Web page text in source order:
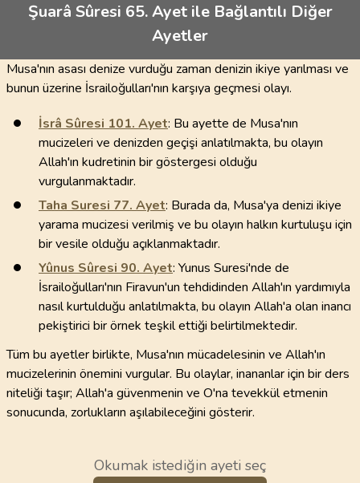
Şuarâ Sûresi 65. Ayet ile Bağlantılı Diğer
Ayetler
Musa'nın asası denize vurduğu zaman denizin ikiye yarılması ve
bunun üzerine İsrailoğulları'nın karşıya geçmesi olayı.
İsrâ Sûresi 101. Ayet: Bu ayette de Musa'nın
mucizeleri ve denizden geçişi anlatılmakta, bu olayın
Allah'ın kudretinin bir göstergesi olduğu
vurgulanmaktadır.
Taha Suresi 77. Ayet: Burada da, Musa'ya denizi ikiye
yarama mucizesi verilmiş ve bu olayın halkın kurtuluşu için
bir vesile olduğu açıklanmaktadır.
Yûnus Sûresi 90. Ayet: Yunus Suresi'nde de
İsrailoğulları'nın Firavun'un tehdidinden Allah'ın yardımıyla
nasıl kurtulduğu anlatılmakta, bu olayın Allah'a olan inancı
pekiştirici bir örnek teşkil ettiği belirtilmektedir.
Tüm bu ayetler birlikte, Musa'nın mücadelesinin ve Allah'ın
mucizelerinin önemini vurgular. Bu olaylar, inananlar için bir ders
niteliği taşır; Allah'a güvenmenin ve O'na tevekkül etmenin
sonucunda, zorlukların aşılabileceğini gösterir.
Okumak istediğin ayeti seç